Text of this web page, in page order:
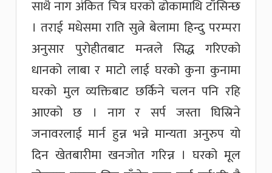
साथै नाग अंकित चित्र घरको ढोकामाथि टाँसिन्छ
। तराई मधेसमा राति सुत्ने बेलामा हिन्दु परम्परा
अनुसार पुरोहीतबाट मन्त्रले सिद्ध गरिएको
धानको लाबा र माटो लाई घरको कुना कुनामा
घरको मुल व्यक्तिबाट छर्किने चलन पनि रहि
आएको छ । नाग र सर्प जस्ता घिस्रिने
जनावरलाई मार्न हुन्न भन्ने मान्यता अनुरुप यो
दिन खेतबारीमा खनजोत गरिन्न । घरको मूल